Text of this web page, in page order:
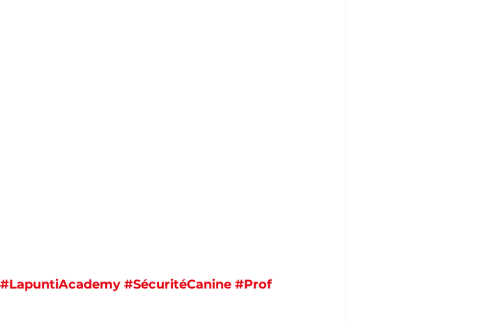
#LapuntiAcademy #SécuritéCanine #Prof